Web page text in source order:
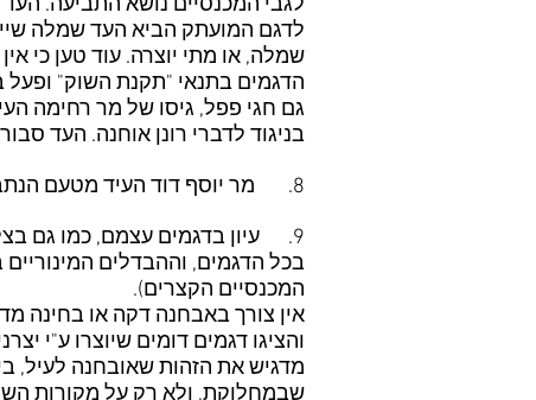
לגבי המכנסיים נושא התביעה.
שמלה, או מתי יוצרה. עוד טען כי
הדגמים בתנאי "תקנת השוק"
בניגוד לדברי רונן אוחנה. העד
8. מר יוסף דוד העיד מטעם הנתבעת 9, ואין בעדותו אלא חזרה נוספת על הדברים שלעיל.
9. עיון בדגמים עצמם, כמו גם
בכל הדגמים, וההבדלים
המכנסיים הקצרים).
אין צורך באבחנה דקה או בחינה
והציגו דגמים דומים שיוצרו ע"י
מדגיש את הזהות שאובחנה לעיל,
שבמחלוקת, ולא רק על מקורות